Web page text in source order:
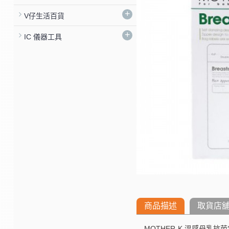
V仔生活百貨 +
IC 儀器工具 +
商品描述 取貨店